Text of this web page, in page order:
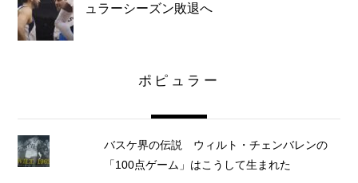
ュラーシーズン敗退へ
ポピュラー
バスケ界の伝説 ウィルト・チェンバレンの
「100点ゲーム」はこうして生まれた